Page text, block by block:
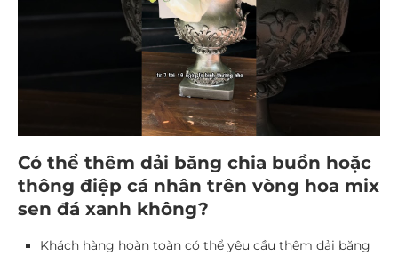
Có thể thêm dải băng chia buồn hoặc
thông điệp cá nhân trên vòng hoa mix
sen đá xanh không?
Khách hàng hoàn toàn có thể yêu cầu thêm dải băng